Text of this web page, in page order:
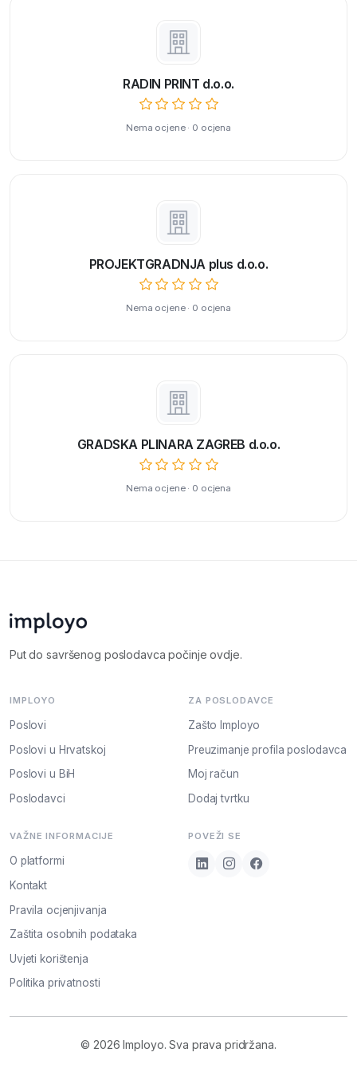
RADIN PRINT d.o.o.
Nema ocjene · 0 ocjena
PROJEKTGRADNJA plus d.o.o.
Nema ocjene · 0 ocjena
GRADSKA PLINARA ZAGREB d.o.o.
Nema ocjene · 0 ocjena
Put do savršenog poslodavca počinje ovdje.
IMPLOYO
Poslovi
Poslovi u Hrvatskoj
Poslovi u BiH
Poslodavci
ZA POSLODAVCE
Zašto Imployo
Preuzimanje profila poslodavca
Moj račun
Dodaj tvrtku
VAŽNE INFORMACIJE
O platformi
Kontakt
Pravila ocjenjivanja
Zaštita osobnih podataka
Uvjeti korištenja
Politika privatnosti
POVEŽI SE
© 2026 Imployo. Sva prava pridržana.